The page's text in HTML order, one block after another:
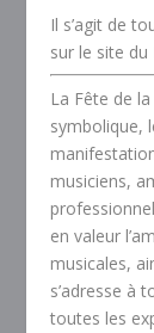
Il s’agit de
sur le site
La Fête de
symbolique,
musiciens,
en valeur
musicales,
s’adresse à
toutes les